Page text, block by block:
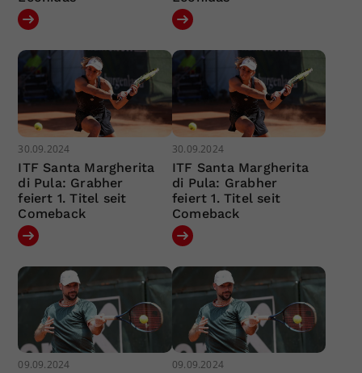
30.09.2024
ITF Santa Margherita
di Pula: Grabher
feiert 1. Titel seit
Comeback
30.09.2024
ITF Santa Margherita
di Pula: Grabher
feiert 1. Titel seit
Comeback
09.09.2024 09.09.2024